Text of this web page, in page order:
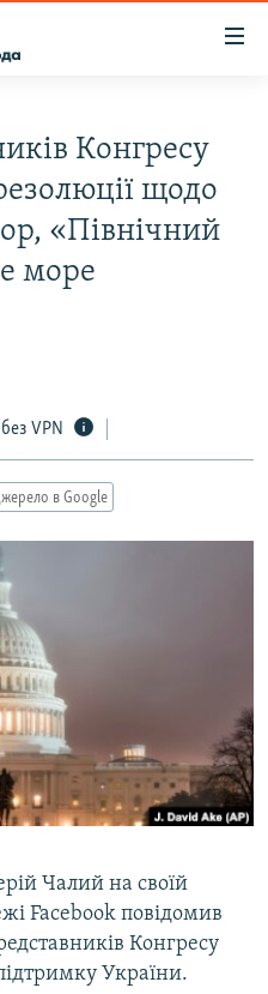
Конгресу
щодо
«Північний
море
VPN
в Google
Чалий на своїй
Facebook повідомив
Конгресу
України.